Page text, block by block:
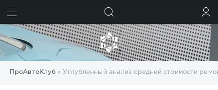
ПроАвтоКлуб » Углубленный анализ средней стоимости